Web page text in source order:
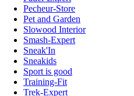
Pecheur-Store
Pet and Garden
Slowood Interior
Smash-Expert
Sneak'In
Sneakids
Sport is good
Training-Fit
Trek-Expert